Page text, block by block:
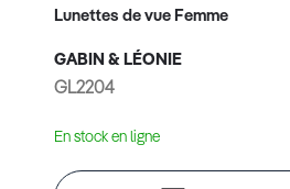
Lunettes de vue Femme
GABIN & LÉONIE
GL2204
En stock en ligne